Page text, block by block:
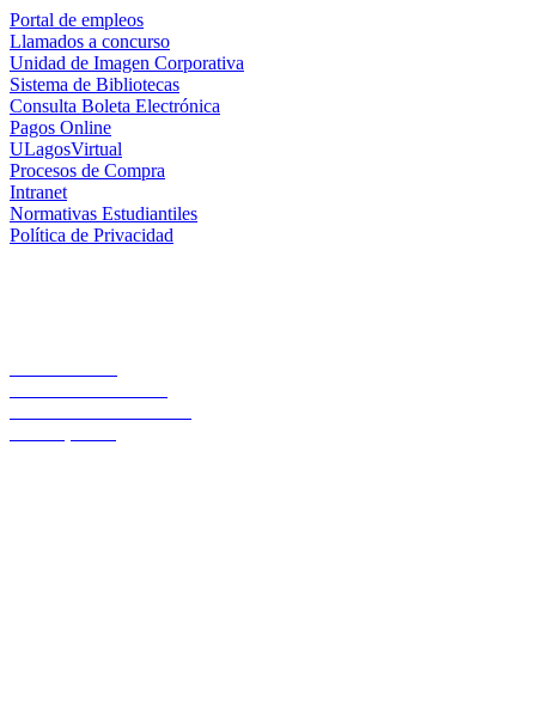
Portal de empleos
Llamados a concurso
Unidad de Imagen Corporativa
Sistema de Bibliotecas
Consulta Boleta Electrónica
Pagos Online
ULagosVirtual
Procesos de Compra
Intranet
Normativas Estudiantiles
Política de Privacidad